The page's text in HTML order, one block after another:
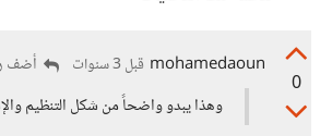
0
mohamedaoun قبل 3 سنوات
أضف
وهذا يبدو واضحاً من شكل التنظيم